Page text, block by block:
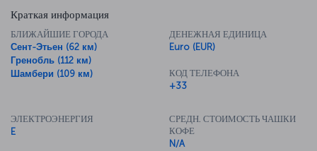
Краткая информация
БЛИЖАЙШИЕ ГОРОДА
Сент-Этьен (62 км)
Гренобль (112 км)
Шамбери (109 км)
ДЕНЕЖНАЯ ЕДИНИЦА
Euro (EUR)
КОД ТЕЛЕФОНА
+33
ЭЛЕКТРОЭНЕРГИЯ
E
СРЕДН. СТОИМОСТЬ ЧАШКИ
КОФЕ
N/A